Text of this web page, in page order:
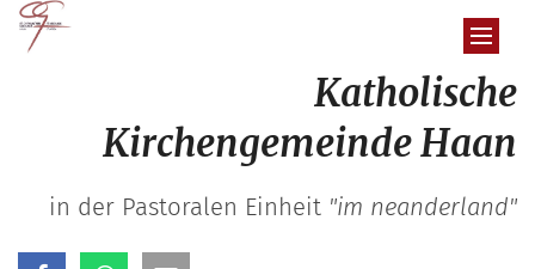
Zum Inhalt springen
Katholische
Kirchengemeinde Haan
in der Pastoralen Einheit "im neanderland"